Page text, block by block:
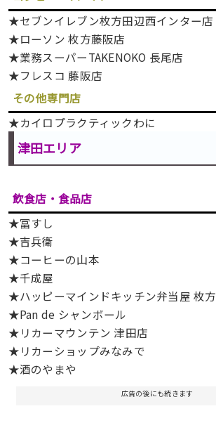
★セブンイレブン枚方田辺西インター店
★ローソン 枚方藤阪店
★業務スーパーTAKENOKO 長尾店
★フレスコ 藤阪店
その他専門店
★カイロプラクティックわに
津田エリア
飲食店・食品店
★冨すし
★吉兵衛
★コーヒーの山本
★千成屋
★ハッピーマインドキッチン弁当屋 枚方
★Pan de シャンボール
★リカーマウンテン 津田店
★リカーショップみなみで
★酒のやまや
広告の後にも続きます